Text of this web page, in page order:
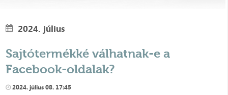
2024. július
Sajtótermékké válhatnak-e a
Facebook-oldalak?
2024. július 08. 17:45